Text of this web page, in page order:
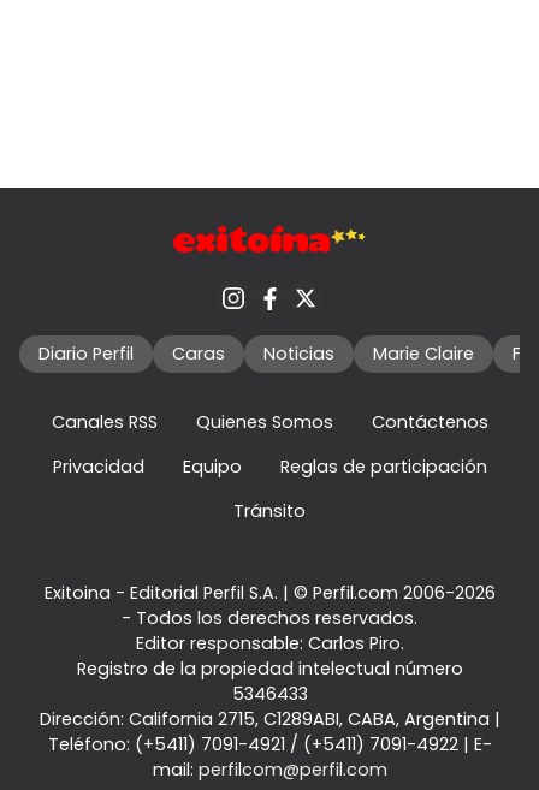
Diario Perfil Caras Noticias Marie Claire
Canales RSS Quienes Somos
Contáctenos
Privacidad
Equipo
Reglas de participación
Tránsito
Exitoina - Editorial Perfil S.A. | © Perfil.com 2006-2026
- Todos los derechos reservados.
Editor responsable: Carlos Piro.
Registro de la propiedad intelectual número
5346433
Dirección: California 2715, C1289ABI, CABA, Argentina |
Teléfono: (+5411) 7091-4921 / (+5411) 7091-4922| E-
mail: perfilcom@perfil.com